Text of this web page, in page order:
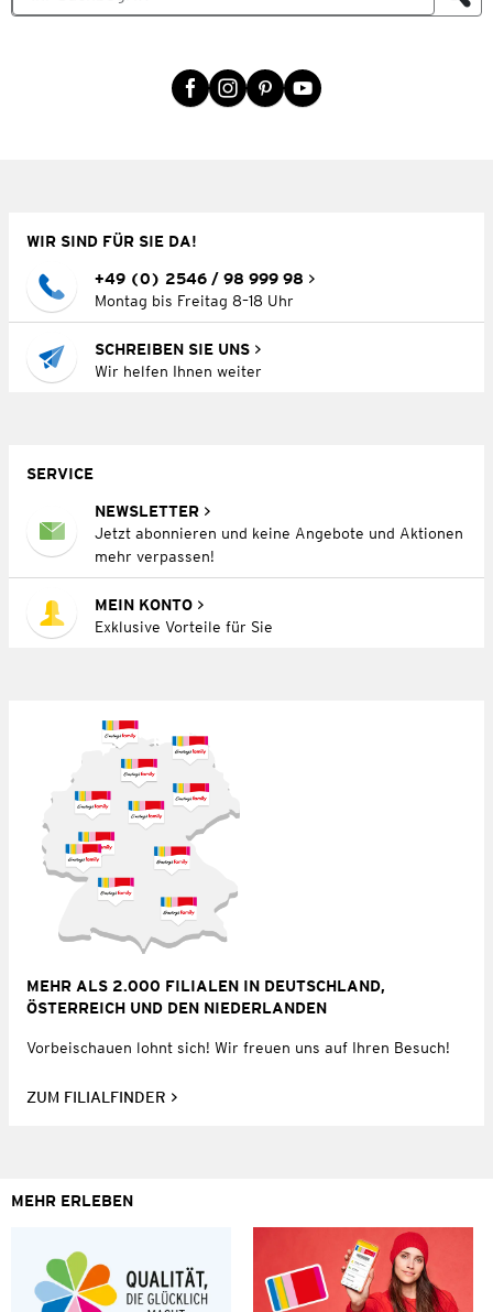
WIR SIND FÜR SIE DA!
+49 (0) 2546 / 98 999 98
Montag bis Freitag 8–18 Uhr
SCHREIBEN SIE UNS
Wir helfen Ihnen weiter
SERVICE
NEWSLETTER
Jetzt abonnieren und keine Angebote und Aktionen
mehr verpassen!
MEIN KONTO
Exklusive Vorteile für Sie
MEHR ALS 2.000 FILIALEN IN DEUTSCHLAND,
ÖSTERREICH UND DEN NIEDERLANDEN
Vorbeischauen lohnt sich! Wir freuen uns auf Ihren Besuch!
ZUM FILIALFINDER
MEHR ERLEBEN